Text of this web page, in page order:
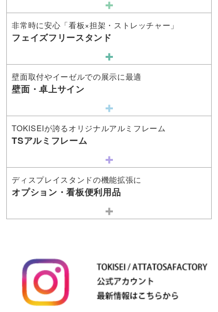
非常時に安心「看板×担架・ストレッチャー」
フェイズフリースタンド
壁面取付やイーゼルでの展示に最適
壁面・卓上サイン
TOKISEIが誇るオリジナルアルミフレーム
TSアルミフレーム
ディスプレイスタンドの機能拡張に
オプション・看板便利用品